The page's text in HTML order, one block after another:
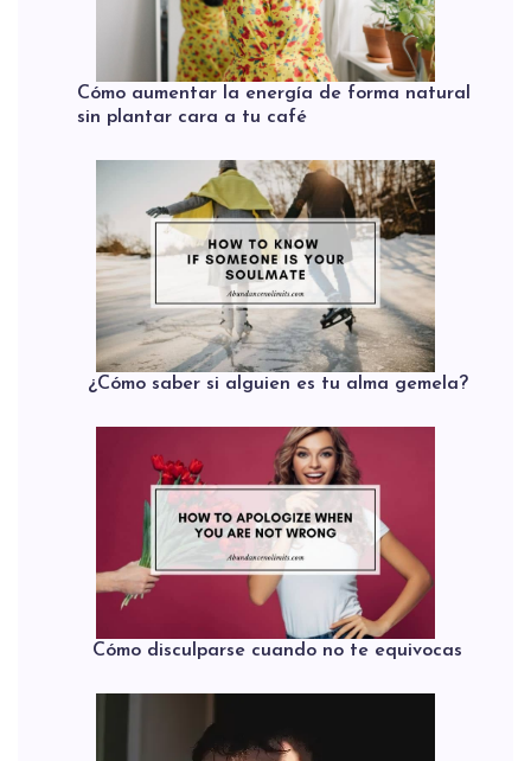
Cómo aumentar la energía de forma natural
sin plantar cara a tu café
¿Cómo saber si alguien es tu alma gemela?
Cómo disculparse cuando no te equivocas